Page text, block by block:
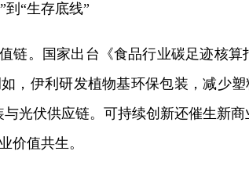
到“生存底线”
链。国家出台《食品行业碳足迹核
，伊利研发植物基环保包装，减少
光伏供应链。可持续创新还催生新商
价值共生。